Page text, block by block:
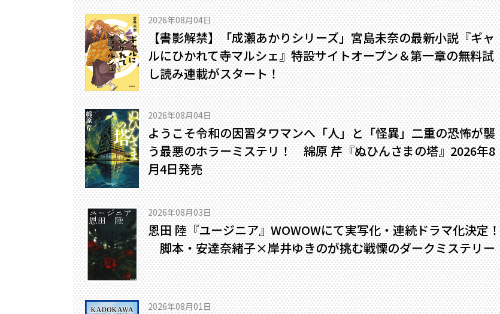
2026年08月04日
【書影解禁】「成瀬あかりシリーズ」宮島未奈の最新小説『ギャ
ルにひかれて寺マルシェ』特設サイトオープン＆第一章の無料試
し読み連載がスタート！
2026年08月04日
ようこそ令和の因習タワマンへ――「人」と「怪異」二重の恐怖が襲
う最悪のホラーミステリ！ 綿原 芹『ぬひんさまの塔』2026年8
月4日発売
2026年08月03日
恩田 陸『ユージニア』WOWOWにて実写化・連続ドラマ化決定！
脚本・安達奈緒子×岸井ゆきのが挑む戦慄のダークミステリー
2026年08月01日